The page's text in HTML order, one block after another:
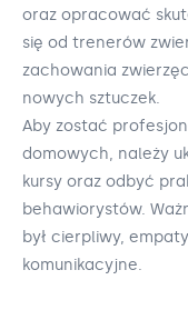
oraz opracować
się od trenerów
zachowania
nowych sztuczek.
Aby zostać
domowych, należy
kursy oraz odbyć
behawiorystów.
był cierpliwy,
komunikacyjne.